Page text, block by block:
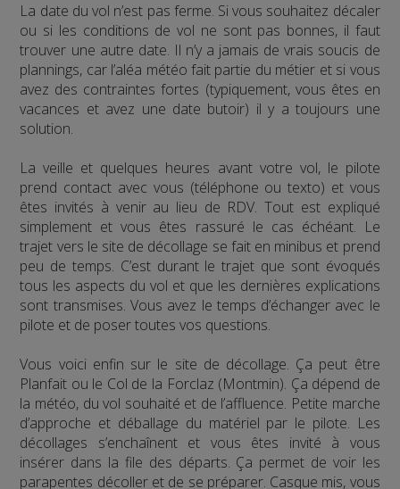
La date du vol n’est pas ferme. Si vous souhaitez décaler
ou si les conditions de vol ne sont pas bonnes, il faut
trouver une autre date. Il n’y a jamais de vrais soucis de
plannings, car l’aléa météo fait partie du métier et si vous
avez des contraintes fortes (typiquement, vous êtes en
vacances et avez une date butoir) il y a toujours une
solution.
La veille et quelques heures avant votre vol, le pilote
prend contact avec vous (téléphone ou texto) et vous
êtes invités à venir au lieu de RDV. Tout est expliqué
simplement et vous êtes rassuré le cas échéant. Le
trajet vers le site de décollage se fait en minibus et prend
peu de temps. C’est durant le trajet que sont évoqués
tous les aspects du vol et que les dernières explications
sont transmises. Vous avez le temps d’échanger avec le
pilote et de poser toutes vos questions.
Vous voici enfin sur le site de décollage. Ça peut être
Planfait ou le Col de la Forclaz (Montmin). Ça dépend de
la météo, du vol souhaité et de l’affluence. Petite marche
d’approche et déballage du matériel par le pilote. Les
décollages s’enchaînent et vous êtes invité à vous
insérer dans la file des départs. Ça permet de voir les
parapentes décoller et de se préparer. Casque mis, vous